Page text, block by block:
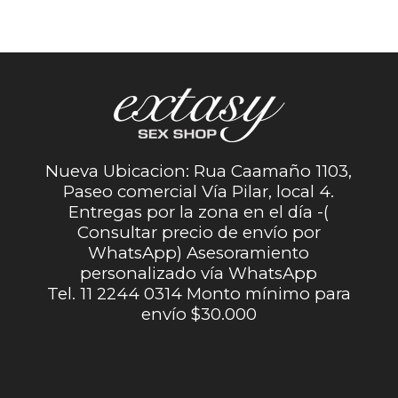
Nueva Ubicacion: Rua Caamaño 1103,
Paseo comercial Vía Pilar, local 4.
Entregas por la zona en el día -(
Consultar precio de envío por
WhatsApp) Asesoramiento
personalizado vía WhatsApp
Tel. 11 2244 0314 Monto mínimo para
envío $30.000